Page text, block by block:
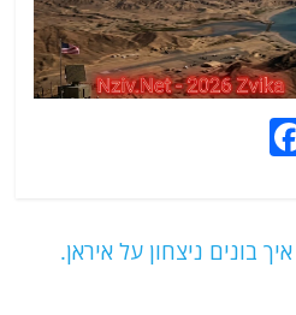
e
בונים ניצחון על איראן.